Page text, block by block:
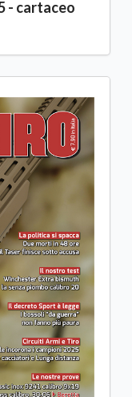
- cartaceo